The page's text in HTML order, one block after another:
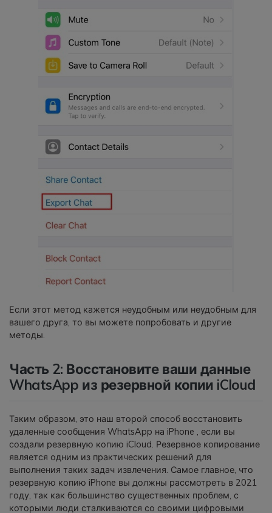
Если этот метод кажется неудобным или неудобным для
вашего друга, то вы можете попробовать и другие
методы.
Часть 2: Восстановите ваши данные
WhatsApp из резервной копии iCloud
Таким образом, это наш второй способ восстановить
удаленные сообщения WhatsApp на iPhone , если вы
создали резервную копию iCloud. Резервное копирование
является одним из практических решений для
выполнения таких задач извлечения. Самое главное, что
резервную копию iPhone вы должны рассмотреть в 2021
году, так как большинство существенных проблем, с
которыми люди сталкиваются со своими цифровыми